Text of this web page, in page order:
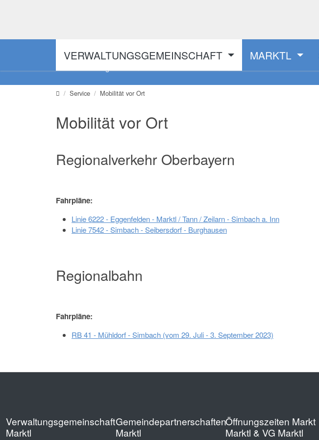
VERWALTUNGSGEMEINSCHAFT MARKTL
Verwaltungsgemeinschaft
Service Mobilität vor Ort
Mobilität vor Ort
Regionalverkehr Oberbayern
Fahrpläne:
Linie 6222 - Eggenfelden - Marktl / Tann / Zeilarn - Simbach a. Inn
Linie 7542 - Simbach - Seibersdorf - Burghausen
Regionalbahn
Fahrpläne:
RB 41 - Mühldorf - Simbach (vom 29. Juli - 3. September 2023)
Verwaltungsgemeinschaft
Marktl
Gemeindepartnerschaften
Marktl
Öffnungszeiten Markt
Marktl & VG Marktl